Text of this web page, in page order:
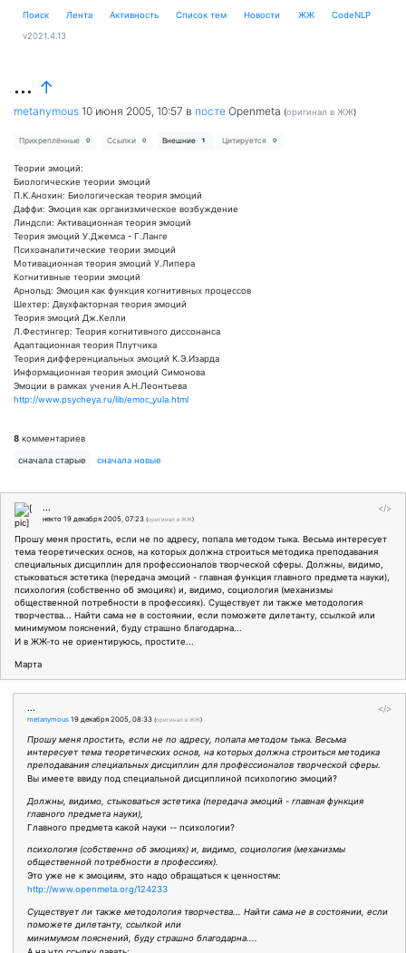
Поиск Лента Активность Cписок тем Новости ЖЖ CodeNLP
v2021.4.13
... ↑
metanymous 10 июня 2005, 10:57 в посте Openmeta (оригинал в ЖЖ)
Прикреплённые 0 Ссылки 0 Внешние 1 Цитируется 0
Теории эмоций:
Биологические теории эмоций
П.К.Анохин: Биологическая теория эмоций
Даффи: Эмоция как организмическое возбуждение
Линдсли: Активационная теория эмоций
Теория эмоций У.Джемса - Г.Ланге
Психоаналитические теории эмоций
Мотивационная теория эмоций У.Липера
Когнитивные теории эмоций
Арнольд: Эмоция как функция когнитивных процессов
Шехтер: Двухфакторная теория эмоций
Теория эмоций Дж.Келли
Л.Фестингер: Теория когнитивного диссонанса
Адаптационная теория Плутчика
Теория дифференциальных эмоций К.Э.Изарда
Информационная теория эмоций Симонова
Эмоции в рамках учения А.Н.Леонтьева
http://www.psycheya.ru/lib/emoc_yula.html
8 комментариев
сначала старые сначала новые
</>
...
некто 19 декабря 2005, 07:23 (оригинал в ЖЖ)
Прошу меня простить, если не по адресу, попала методом тыка. Весьма интересует
тема теоретических основ, на которых должна строиться методика преподавания
специальных дисциплин для профессионалов творческой сферы. Должны, видимо,
стыковаться эстетика (передача эмоций - главная функция главного предмета науки),
психология (собственно об эмоциях) и, видимо, социология (механизмы
общественной потребности в профессиях). Существует ли также методология
творчества... Найти сама не в состоянии, если поможете дилетанту, ссылкой или
минимумом пояснений, буду страшно благодарна...
И в ЖЖ-то не ориентируюсь, простите...
Марта
</>
...
metanymous 19 декабря 2005, 08:33 (оригинал в ЖЖ)
Прошу меня простить, если не по адресу, попала методом тыка. Весьма
интересует тема теоретических основ, на которых должна строиться методика
преподавания специальных дисциплин для профессионалов творческой сферы.
Вы имеете ввиду под специальной дисциплиной психологию эмоций?
Должны, видимо, стыковаться эстетика (передача эмоций - главная функция
главного предмета науки),
Главного предмета какой науки -- психологии?
психология (собственно об эмоциях) и, видимо, социология (механизмы
общественной потребности в профессиях).
Это уже не к эмоциям, это надо обращаться к ценностям:
http://www.openmeta.org/124233
Существует ли также методология творчества... Найти сама не в состоянии, если
поможете дилетанту, ссылкой или
минимумом пояснений, буду страшно благодарна....